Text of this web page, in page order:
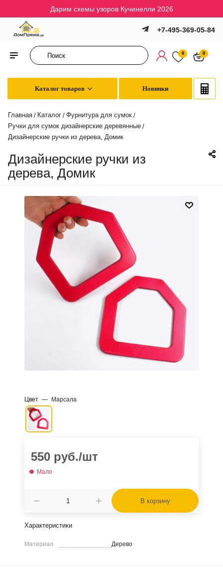
Дарим схемы узоров Кучинелли 2026
+7-495-369-05-84
0 0
Каталог товаров Новинки
Главная / Каталог / Фурнитура для сумок /
Ручки для сумок дизайнерские деревянные /
Дизайнерские ручки из дерева, Домик
Дизайнерские ручки из
дерева, Домик
Цвет — Марсала
550 руб./шт
Мало
В корзину
Характеристики
Материал Дерево